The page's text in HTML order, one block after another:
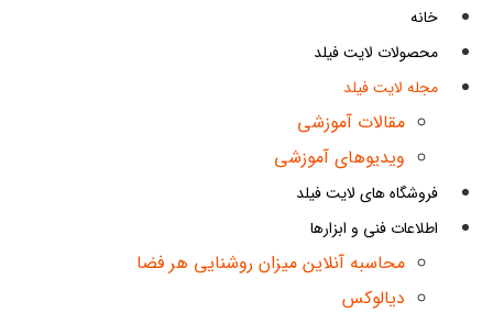
خانه
محصولات لایت فیلد
مجله لایت فیلد
مقالات آموزشی
ویدیوهای آموزشی
فروشگاه های لایت فیلد
اطلاعات فنی و ابزارها
محاسبه آنلاین میزان روشنایی هر فضا
دیالوکس